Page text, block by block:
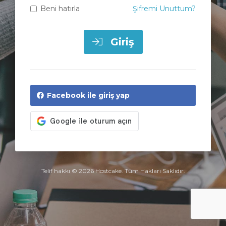
Beni hatırla Şifremi Unuttum?
Giriş
Facebook ile giriş yap
Telif hakkı © 2026 Hostcake. Tüm Hakları Saklıdır.